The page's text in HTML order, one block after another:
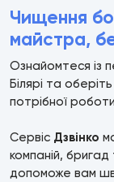
Чищення
майстра,
Ознайомтеся із
Білярі та
потрібної
Сервіс Дзвінко
компаній,
допоможе вам